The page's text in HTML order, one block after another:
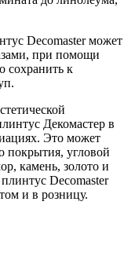
Decomaster может
при помощи
сохранить к
Декомастер в
Это может
покрытия, угловой
камень, золото и
Decomaster
и в розницу.